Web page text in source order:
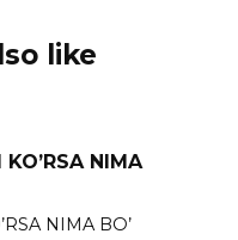
like
NIMA
NIMA BO’